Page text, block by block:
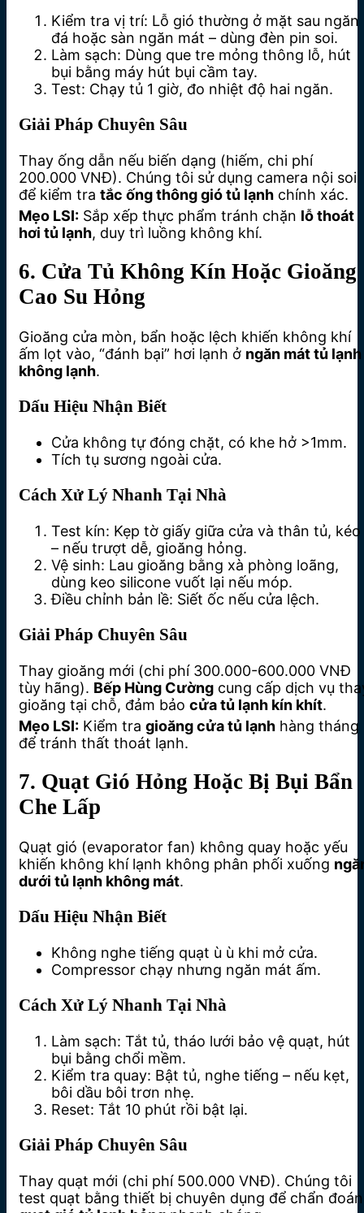
Kiểm tra vị trí: Lỗ gió thường ở mặt sau ngăn
đá hoặc sàn ngăn mát – dùng đèn pin soi.
Làm sạch: Dùng que tre mỏng thông lỗ, hút
bụi bằng máy hút bụi cầm tay.
Test: Chạy tủ 1 giờ, đo nhiệt độ hai ngăn.
Giải Pháp Chuyên Sâu
Thay ống dẫn nếu biến dạng (hiếm, chi phí
200.000 VNĐ). Chúng tôi sử dụng camera nội soi
để kiểm tra tắc ống thông gió tủ lạnh chính xác.
Mẹo LSI: Sắp xếp thực phẩm tránh chặn lỗ thoát
hơi tủ lạnh, duy trì luồng không khí.
6. Cửa Tủ Không Kín Hoặc Gioăng
Cao Su Hỏng
Gioăng cửa mòn, bẩn hoặc lệch khiến không khí
ấm lọt vào, “đánh bại” hơi lạnh ở ngăn mát tủ lạnh
không lạnh.
Dấu Hiệu Nhận Biết
Cửa không tự đóng chặt, có khe hở >1mm.
Tích tụ sương ngoài cửa.
Cách Xử Lý Nhanh Tại Nhà
Test kín: Kẹp tờ giấy giữa cửa và thân tủ, kéo
– nếu trượt dễ, gioăng hỏng.
Vệ sinh: Lau gioăng bằng xà phòng loãng,
dùng keo silicone vuốt lại nếu móp.
Điều chỉnh bản lề: Siết ốc nếu cửa lệch.
Giải Pháp Chuyên Sâu
Thay gioăng mới (chi phí 300.000-600.000 VNĐ
tùy hãng). Bếp Hùng Cường cung cấp dịch vụ
gioăng tại chỗ, đảm bảo cửa tủ lạnh kín khít.
Mẹo LSI: Kiểm tra gioăng cửa tủ lạnh hàng tháng
để tránh thất thoát lạnh.
7. Quạt Gió Hỏng Hoặc Bị Bụi Bẩn
Che Lấp
Quạt gió (evaporator fan) không quay hoặc yếu
khiến không khí lạnh không phân phối xuống
dưới tủ lạnh không mát.
Dấu Hiệu Nhận Biết
Không nghe tiếng quạt ù ù khi mở cửa.
Compressor chạy nhưng ngăn mát ấm.
Cách Xử Lý Nhanh Tại Nhà
Làm sạch: Tắt tủ, tháo lưới bảo vệ quạt, hút
bụi bằng chổi mềm.
Kiểm tra quay: Bật tủ, nghe tiếng – nếu kẹt,
bôi dầu bôi trơn nhẹ.
Reset: Tắt 10 phút rồi bật lại.
Giải Pháp Chuyên Sâu
Thay quạt mới (chi phí 500.000 VNĐ). Chúng tôi
test quạt bằng thiết bị chuyên dụng để chẩn đoán